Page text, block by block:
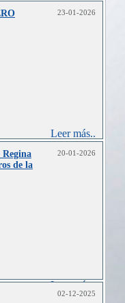
23-01-2026
Leer más..
Regina
de la
20-01-2026
Leer más..
02-12-2025